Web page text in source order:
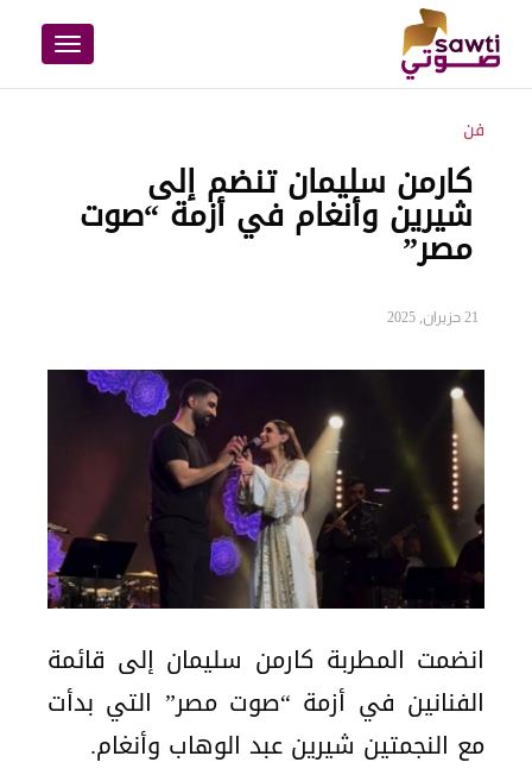
Toggle
navigation
فن
كارمن سليمان تنضم إلى
شيرين وأنغام في أزمة “صوت
مصر”
21 حزيران, 2025
انضمت المطربة كارمن سليمان إلى قائمة
الفنانين في أزمة “صوت مصر” التي بدأت
مع النجمتين شيرين عبد الوهاب وأنغام.